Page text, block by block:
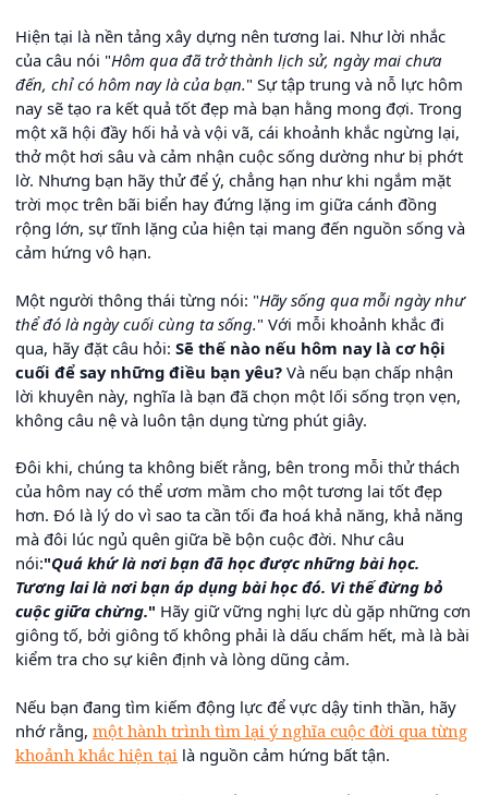
Hiện tại là nền tảng xây dựng nên tương lai. Như lời nhắc
của câu nói "Hôm qua đã trở thành lịch sử, ngày mai chưa
đến, chỉ có hôm nay là của bạn." Sự tập trung và nỗ lực hôm
nay sẽ tạo ra kết quả tốt đẹp mà bạn hằng mong đợi. Trong
một xã hội đầy hối hả và vội vã, cái khoảnh khắc ngừng lại,
thở một hơi sâu và cảm nhận cuộc sống dường như bị phớt
lờ. Nhưng bạn hãy thử để ý, chẳng hạn như khi ngắm mặt
trời mọc trên bãi biển hay đứng lặng im giữa cánh đồng
rộng lớn, sự tĩnh lặng của hiện tại mang đến nguồn sống và
cảm hứng vô hạn.
Một người thông thái từng nói: "Hãy sống qua mỗi ngày như
thể đó là ngày cuối cùng ta sống." Với mỗi khoảnh khắc đi
qua, hãy đặt câu hỏi: Sẽ thế nào nếu hôm nay là cơ hội
cuối để say những điều bạn yêu? Và nếu bạn chấp nhận
lời khuyên này, nghĩa là bạn đã chọn một lối sống trọn vẹn,
không câu nệ và luôn tận dụng từng phút giây.
Đôi khi, chúng ta không biết rằng, bên trong mỗi thử thách
của hôm nay có thể ươm mầm cho một tương lai tốt đẹp
hơn. Đó là lý do vì sao ta cần tối đa hoá khả năng, khả năng
mà đôi lúc ngủ quên giữa bề bộn cuộc đời. Như câu
nói:"Quá khứ là nơi bạn đã học được những bài học.
Tương lai là nơi bạn áp dụng bài học đó. Vì thế đừng bỏ
cuộc giữa chừng." Hãy giữ vững nghị lực dù gặp những cơn
giông tố, bởi giông tố không phải là dấu chấm hết, mà là bài
kiểm tra cho sự kiên định và lòng dũng cảm.
Nếu bạn đang tìm kiếm động lực để vực dậy tinh thần, hãy
nhớ rằng, một hành trình tìm lại ý nghĩa cuộc đời qua từng
khoảnh khắc hiện tại là nguồn cảm hứng bất tận.